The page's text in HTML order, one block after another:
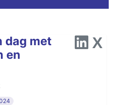
dag met
en